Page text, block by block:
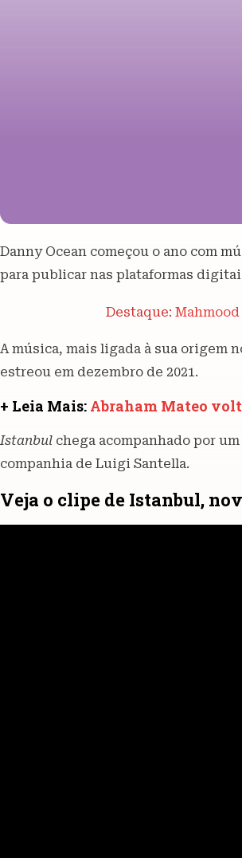
Danny Ocean começou o ano com
para publicar nas plataformas
Destaque:
A música, mais ligada à sua origem
estreou em dezembro de 2021.
+ Leia Mais: Abraham Mateo
Istanbul chega acompanhado por
companhia de Luigi Santella.
Veja o clipe de Istanbul,